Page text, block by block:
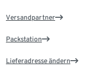
Versandpartner
Packstation
Lieferadresse ändern